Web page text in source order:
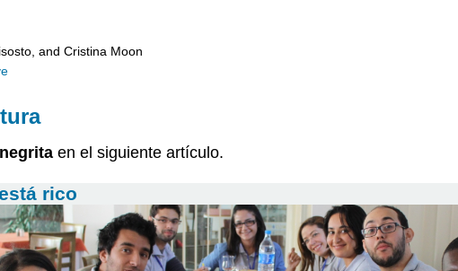
and Cristina Moon
en el siguiente artículo.
rico